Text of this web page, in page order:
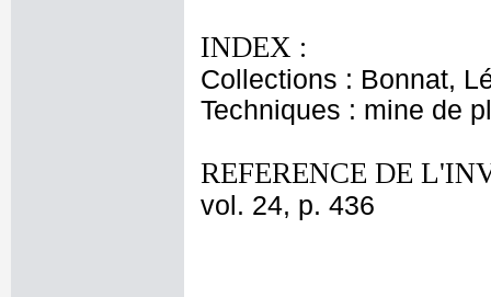
INDEX :
Collections : Bonnat,
Techniques : mine de
REFERENCE DE
vol. 24, p. 436